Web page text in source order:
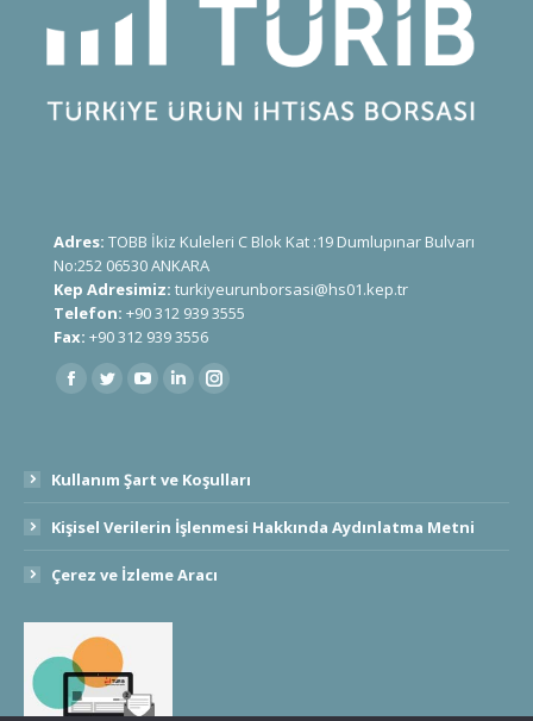
Adres: TOBB İkiz Kuleleri C Blok Kat :19 Dumlupınar Bulvarı
No:252 06530 ANKARA
Kep Adresimiz: turkiyeurunborsasi@hs01.kep.tr
Telefon: +90 312 939 3555
Fax: +90 312 939 3556
Find us on:
Kullanım Şart ve Koşulları
Kişisel Verilerin İşlenmesi Hakkında Aydınlatma Metni
Çerez ve İzleme Aracı